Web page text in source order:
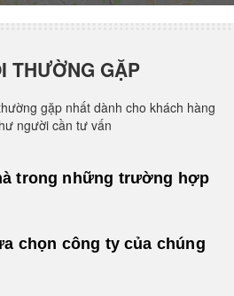
THƯỜNG GẶP
gặp nhất dành cho khách hàng
người cần tư vấn
trong những trường hợp
chọn công ty của chúng